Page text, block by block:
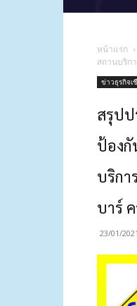
หน้าแรก
สถานบริก
ข่าวธุรกิจเ
สรุปป
ป้องกั
บริกา
บาร์
23/01/2021